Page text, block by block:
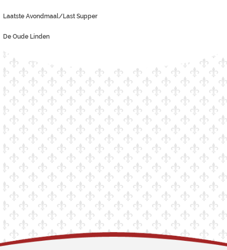
Laatste Avondmaal/Last Supper
De Oude Linden